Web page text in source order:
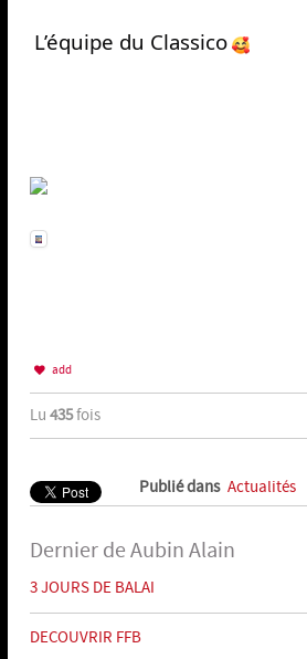
L’équipe du Classico
add
Lu 435fois
Publié dans Actualités
Dernier de Aubin Alain
3 JOURS DE BALAI
DECOUVRIR FFB